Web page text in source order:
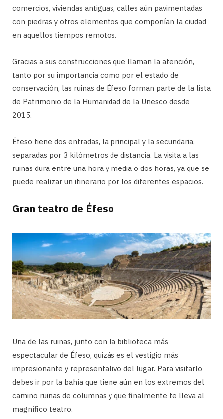
comercios, viviendas antiguas, calles aún pavimentadas
con piedras y otros elementos que componían la ciudad
en aquellos tiempos remotos.
Gracias a sus construcciones que llaman la atención,
tanto por su importancia como por el estado de
conservación, las ruinas de Éfeso forman parte de la lista
de Patrimonio de la Humanidad de la Unesco desde
2015.
Éfeso tiene dos entradas, la principal y la secundaria,
separadas por 3 kilómetros de distancia. La visita a las
ruinas dura entre una hora y media o dos horas, ya que se
puede realizar un itinerario por los diferentes espacios.
Gran teatro de Éfeso
Una de las ruinas, junto con la biblioteca más
espectacular de Éfeso, quizás es el vestigio más
impresionante y representativo del lugar. Para visitarlo
debes ir por la bahía que tiene aún en los extremos del
camino ruinas de columnas y que finalmente te lleva al
magnífico teatro.